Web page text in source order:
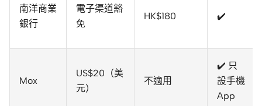
南洋商業
銀行
電子渠道豁
免
HK$180 ✔️
Mox
US$20（美
元）
不適用
✔️ 只
設手機
App